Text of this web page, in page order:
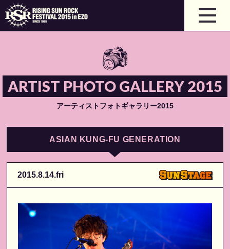
ARTIST PHOTO GALLERY 2015
アーティストフォトギャラリー2015
ASIAN KUNG-FU GENERATION
2015.8.14.fri